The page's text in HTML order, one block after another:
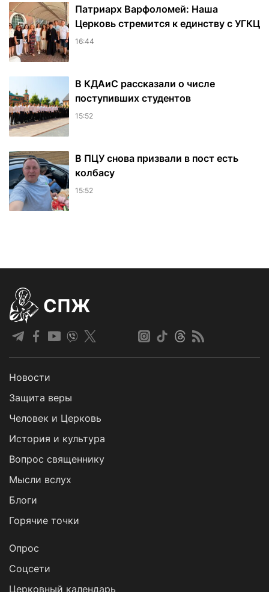
Патриарх Варфоломей: Наша
Церковь стремится к единству с УГКЦ
16:44
В КДАиС рассказали о числе
поступивших студентов
15:52
В ПЦУ снова призвали в пост есть
колбасу
15:52
СПЖ
Новости
Защита веры
Человек и Церковь
История и культура
Вопрос священнику
Мысли вслух
Блоги
Горячие точки
Опрос
Cоцсети
Церковный календарь